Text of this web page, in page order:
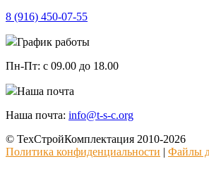
8 (916) 450-07-55
График работы
Пн-Пт: с 09.00 до 18.00
Наша почта
Наша почта: info@t-s-c.org
© ТехСтройКомплектация 2010-2026
Политика конфиденциальности
Файлы